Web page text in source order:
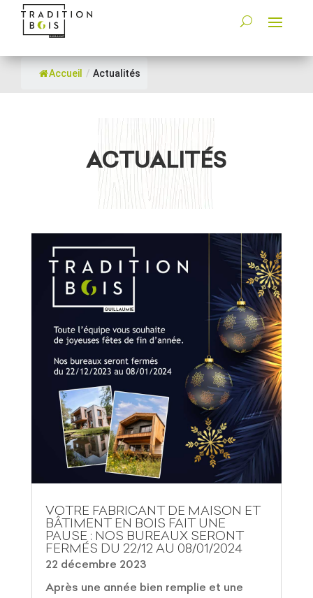
Accueil / Actualités
ACTUALITÉS
VOTRE FABRICANT DE MAISON ET
BÂTIMENT EN BOIS FAIT UNE
PAUSE : NOS BUREAUX SERONT
FERMÉS DU 22/12 AU 08/01/2024
22 décembre 2023
Après une année bien remplie et une